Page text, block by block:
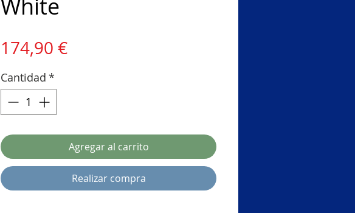
White
174,90 €
Cantidad *
Agregar al carrito
Realizar compra